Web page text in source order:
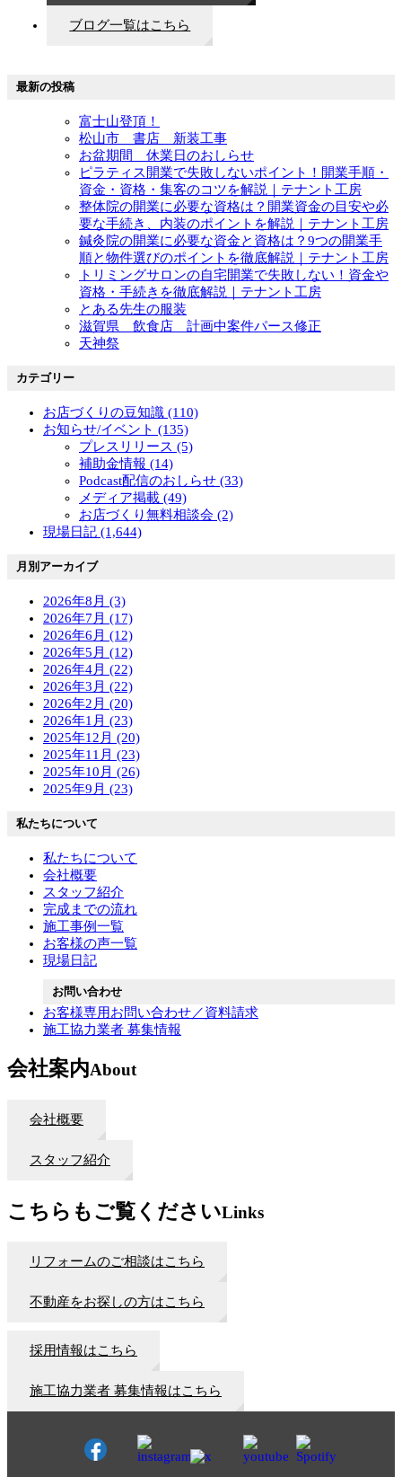
ブログ一覧はこちら
最新の投稿
富士山登頂！
松山市 書店 新装工事
お盆期間 休業日のおしらせ
ピラティス開業で失敗しないポイント！開業手順・
資金・資格・集客のコツを解説｜テナント工房
整体院の開業に必要な資格は？開業資金の目安や必
要な手続き、内装のポイントを解説｜テナント工房
鍼灸院の開業に必要な資金と資格は？9つの開業手
順と物件選びのポイントを徹底解説｜テナント工房
トリミングサロンの自宅開業で失敗しない！資金や
資格・手続きを徹底解説｜テナント工房
とある先生の服装
滋賀県 飲食店 計画中案件パース修正
天神祭
カテゴリー
お店づくりの豆知識 (110)
お知らせ/イベント (135)
プレスリリース (5)
補助金情報 (14)
Podcast配信のおしらせ (33)
メディア掲載 (49)
お店づくり無料相談会 (2)
現場日記 (1,644)
月別アーカイブ
2026年8月 (3)
2026年7月 (17)
2026年6月 (12)
2026年5月 (12)
2026年4月 (22)
2026年3月 (22)
2026年2月 (20)
2026年1月 (23)
2025年12月 (20)
2025年11月 (23)
2025年10月 (26)
2025年9月 (23)
私たちについて
私たちについて
会社概要
スタッフ紹介
完成までの流れ
施工事例一覧
お客様の声一覧
現場日記
お問い合わせ
お客様専用お問い合わせ／資料請求
施工協力業者 募集情報
会社案内About
会社概要
スタッフ紹介
こちらもご覧くださいLinks
リフォームのご相談はこちら
不動産をお探しの方はこちら
採用情報はこちら
施工協力業者 募集情報はこちら